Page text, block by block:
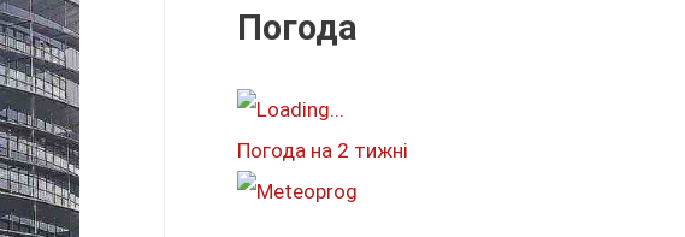
к
т
:
Погода
Погода на 2 тижні